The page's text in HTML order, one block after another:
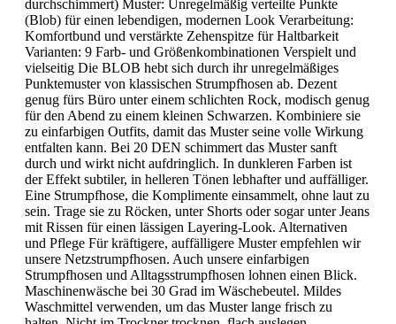
durchschimmert) Muster: Unregelmäßig verteilte Punkte
(Blob) für einen lebendigen, modernen Look Verarbeitung:
Komfortbund und verstärkte Zehenspitze für Haltbarkeit
Varianten: 9 Farb- und Größenkombinationen Verspielt und
vielseitig Die BLOB hebt sich durch ihr unregelmäßiges
Punktemuster von klassischen Strumpfhosen ab. Dezent
genug fürs Büro unter einem schlichten Rock, modisch genug
für den Abend zu einem kleinen Schwarzen. Kombiniere sie
zu einfarbigen Outfits, damit das Muster seine volle Wirkung
entfalten kann. Bei 20 DEN schimmert das Muster sanft
durch und wirkt nicht aufdringlich. In dunkleren Farben ist
der Effekt subtiler, in helleren Tönen lebhafter und auffälliger.
Eine Strumpfhose, die Komplimente einsammelt, ohne laut zu
sein. Trage sie zu Röcken, unter Shorts oder sogar unter Jeans
mit Rissen für einen lässigen Layering-Look. Alternativen
und Pflege Für kräftigere, auffälligere Muster empfehlen wir
unsere Netzstrumpfhosen. Auch unsere einfarbigen
Strumpfhosen und Alltagsstrumpfhosen lohnen einen Blick.
Maschinenwäsche bei 30 Grad im Wäschebeutel. Mildes
Waschmittel verwenden, um das Muster lange frisch zu